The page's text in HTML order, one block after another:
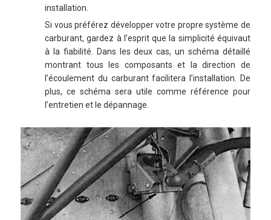
installation.
Si vous préférez développer votre propre système de
carburant, gardez à l’esprit que la simplicité équivaut
à la fiabilité. Dans les deux cas, un schéma détaillé
montrant tous les composants et la direction de
l’écoulement du carburant facilitera l’installation. De
plus, ce schéma sera utile comme référence pour
l’entretien et le dépannage.